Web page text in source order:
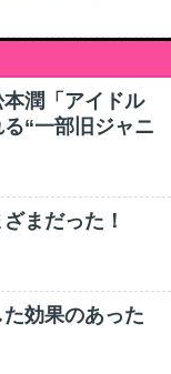
潤「アイドル
“一部旧ジャニ
まだった！
効果のあった